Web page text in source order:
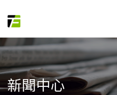
新聞中心